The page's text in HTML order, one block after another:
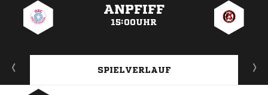
ANPFIFF
15:00UHR
SPIELVERLAUF